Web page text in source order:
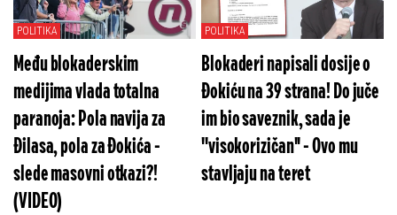
POLITIKA
Među blokaderskim
medijima vlada totalna
paranoja: Pola navija za
Đilasa, pola za Đokića -
slede masovni otkazi?!
(VIDEO)
POLITIKA
Blokaderi napisali dosije o
Đokiću na 39 strana! Do juče
im bio saveznik, sada je
''visokorizičan'' - Ovo mu
stavljaju na teret